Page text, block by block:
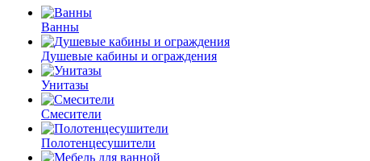
Ванны
Душевые кабины и ограждения
Унитазы
Смесители
Полотенцесушители